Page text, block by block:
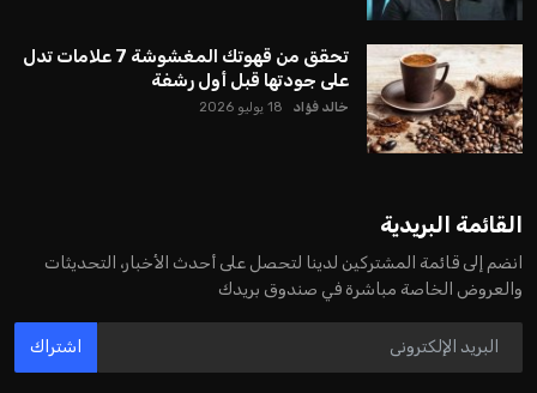
تحقق من قهوتك المغشوشة 7 علامات تدل
على جودتها قبل أول رشفة
خالد فؤاد 18 يوليو 2026
القائمة البريدية
انضم إلى قائمة المشتركين لدينا لتحصل على أحدث الأخبار، التحديثات
والعروض الخاصة مباشرة في صندوق بريدك
اشتراك